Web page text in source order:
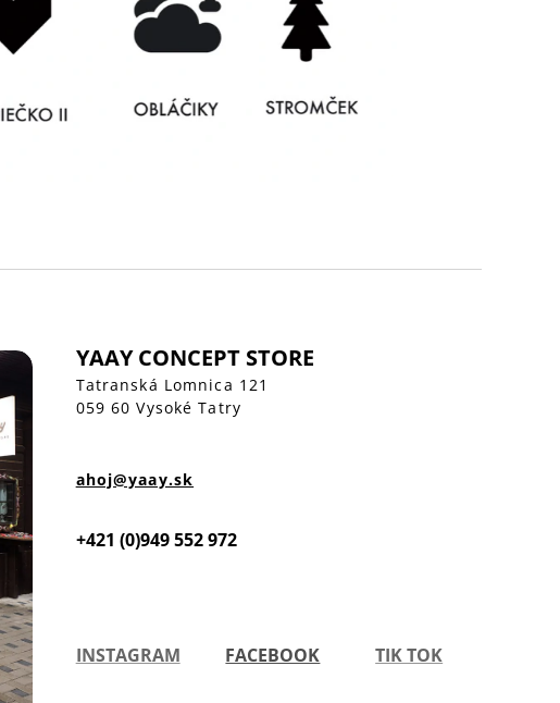
YAAY CONCEPT STORE
Tatranská Lomnica 121
059 60 Vysoké Tatry
ahoj@yaay.sk
+421 (0)949 552 972
INSTAGRAM FACEBOOK TIK TOK